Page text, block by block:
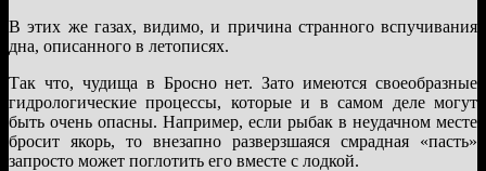
В этих же газах, видимо, и причина странного вспучивания
дна, описанного в летописях.
Так что, чудища в Бросно нет. Зато имеются своеобразные
гидрологические процессы, которые и в самом деле могут
быть очень опасны. Например, если рыбак в неудачном месте
бросит якорь, то внезапно разверзшаяся смрадная «пасть»
запросто может поглотить его вместе с лодкой.